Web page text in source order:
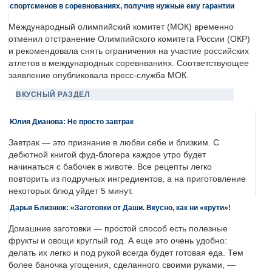
спортсменов в соревнованиях, получив нужные ему гарантии
Международный олимпийский комитет (МОК) временно
отменил отстранение Олимпийского комитета России (ОКР)
и рекомендовала снять ограничения на участие российских
атлетов в международных соревнваниях. Соответствующее
заявление опубликовала пресс-служба МОК.
ВКУСНЫЙ РАЗДЕЛ
Юлия Дианова: Не просто завтрак
Завтрак — это признание в любви себе и близким. С
дебютной книгой фуд-блогера каждое утро будет
начинаться с бабочек в животе. Все рецепты легко
повторить из подручных ингредиентов, а на приготовление
некоторых блюд уйдет 5 минут.
Дарья Близнюк: «Заготовки от Даши. Вкусно, как ни «крути»!
Домашние заготовки — простой способ есть полезные
фрукты и овощи круглый год. А еще это очень удобно:
делать их легко и под рукой всегда будет готовая еда. Тем
более баночка угощения, сделанного своими руками, —